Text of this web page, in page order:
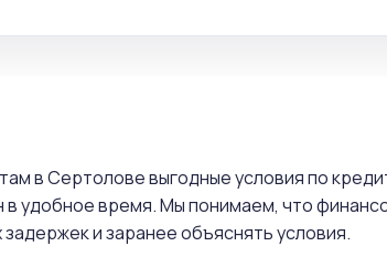
в Сертолове выгодные условия по
в удобное время. Мы понимаем, что
и заранее объяснять условия.